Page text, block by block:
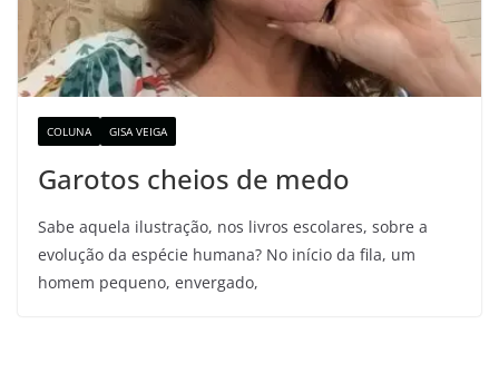
COLUNA GISA VEIGA
Garotos cheios de medo
Sabe aquela ilustração, nos livros escolares, sobre a
evolução da espécie humana? No início da fila, um
homem pequeno, envergado,